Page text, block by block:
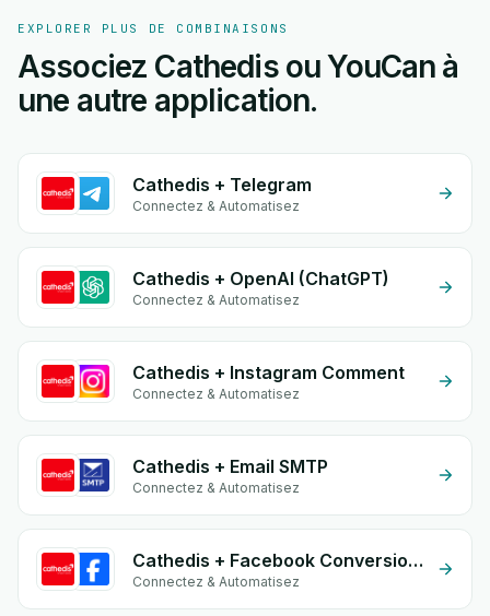
EXPLORER PLUS DE COMBINAISONS
Associez Cathedis ou YouCan à
une autre application.
Cathedis + Telegram
Connectez & Automatisez
Cathedis + OpenAI (ChatGPT)
Connectez & Automatisez
Cathedis + Instagram Comment
Connectez & Automatisez
Cathedis + Email SMTP
Connectez & Automatisez
Cathedis + Facebook Conversion API (CAPI)
Connectez & Automatisez